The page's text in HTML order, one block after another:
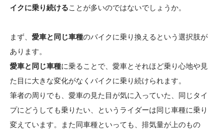
イクに乗り続けることが多いのではないでしょうか。
まず、 愛車と同じ車種のバイクに乗り換えるという選択肢が
あります。
愛車と同じ車種に乗ることで、愛車とそれほど乗り心地や見
た目に大きな変化がなくバイクに乗り続けられます。
筆者の周りでも、愛車の見た目が気に入っていた、同じタイ
プにどうしても乗りたい、というライダーは同じ車種に乗り
変えています。また同車種といっても、排気量が上のもの